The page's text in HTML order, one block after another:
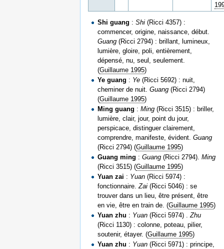
Shi guang :Shi (Ricci 4357) :
commencer, origine, naissance, début.
Guang (Ricci 2794) : brillant, lumineux,
lumière, gloire, poli, entièrement,
dépensé, nu, seul, seulement.
(Guillaume 1995)
Ye guang : Ye (Ricci 5692) : nuit,
cheminer de nuit. Guang (Ricci 2794)
(Guillaume 1995)
Ming guang :Ming (Ricci 3515) : briller,
lumière, clair, jour, point du jour,
perspicace, distinguer clairement,
comprendre, manifeste, évident.Guang
(Ricci 2794) (Guillaume 1995)
Guang ming :Guang (Ricci 2794).Ming
(Ricci 3515) (Guillaume 1995)
Yuan zai : Yuan (Ricci 5974) :
fonctionnaire.Zai (Ricci 5046) : se
trouver dans un lieu, être présent, être
en vie, être en train de. (Guillaume 1995)
Yuan zhu : Yuan (Ricci 5974) .Zhu
(Ricci 1130) : colonne, poteau, pilier,
soutenir, étayer. (Guillaume 1995)
Yuan zhu : Yuan (Ricci 5971) : principe,